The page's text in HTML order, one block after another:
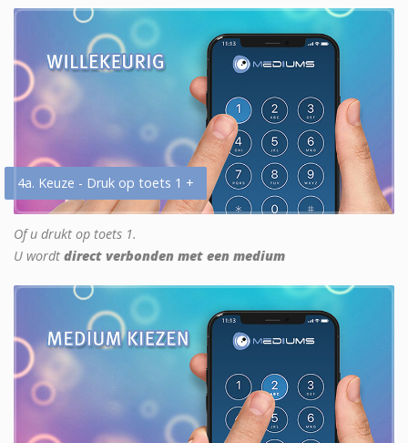
4a. Keuze - Druk op toets 1 +
Of u drukt op toets 1.
U wordt direct verbonden met een medium